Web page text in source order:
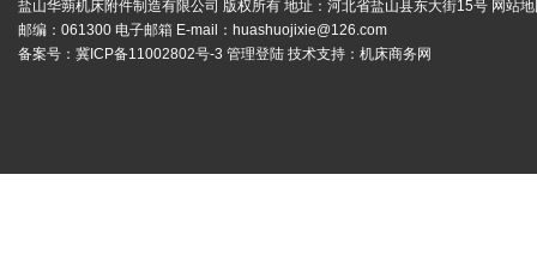
盐山华蒴机床附件制造有限公司 版权所有 地址：河北省盐山县东大街15号 网站
邮编：061300 电子邮箱 E-mail： huashuojixie@126.com
备案号： 冀ICP备11002802号-3 管理登陆 技术支持： 机床商务网